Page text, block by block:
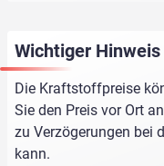
Wichtiger Hinweis
Die Kraftstoffpreise
Sie den Preis vor Ort
zu Verzögerungen bei
kann.